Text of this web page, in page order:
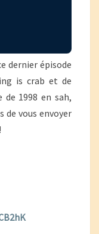
dernier épisode
is crab et de
de 1998 en sah,
de vous envoyer